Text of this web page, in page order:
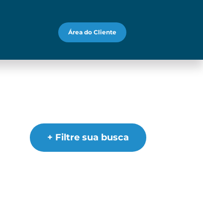
Área do Cliente
+ Filtre sua busca